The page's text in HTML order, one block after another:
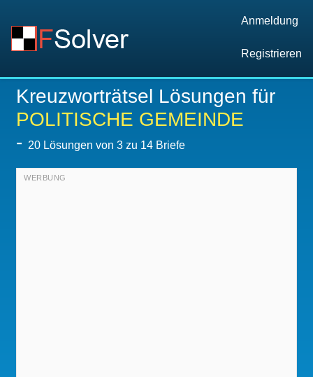
Anmeldung
Registrieren
Kreuzworträtsel Lösungen für
POLITISCHE GEMEINDE
- 20 Lösungen von 3 zu 14 Briefe